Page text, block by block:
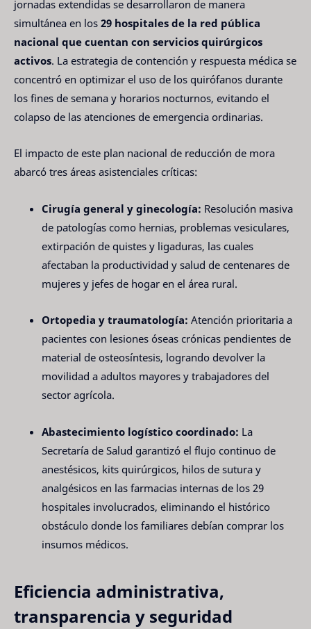
jornadas extendidas se desarrollaron de manera
simultánea en los 29 hospitales de la red pública
nacional que cuentan con servicios quirúrgicos
activos. La estrategia de contención y respuesta médica se
concentró en optimizar el uso de los quirófanos durante
los fines de semana y horarios nocturnos, evitando el
colapso de las atenciones de emergencia ordinarias.
El impacto de este plan nacional de reducción de mora
abarcó tres áreas asistenciales críticas:
Cirugía general y ginecología: Resolución masiva
de patologías como hernias, problemas vesiculares,
extirpación de quistes y ligaduras, las cuales
afectaban la productividad y salud de centenares de
mujeres y jefes de hogar en el área rural.
Ortopedia y traumatología: Atención prioritaria a
pacientes con lesiones óseas crónicas pendientes de
material de osteosíntesis, logrando devolver la
movilidad a adultos mayores y trabajadores del
sector agrícola.
Abastecimiento logístico coordinado: La
Secretaría de Salud garantizó el flujo continuo de
anestésicos, kits quirúrgicos, hilos de sutura y
analgésicos en las farmacias internas de los 29
hospitales involucrados, eliminando el histórico
obstáculo donde los familiares debían comprar los
insumos médicos.
Eficiencia administrativa,
transparencia y seguridad